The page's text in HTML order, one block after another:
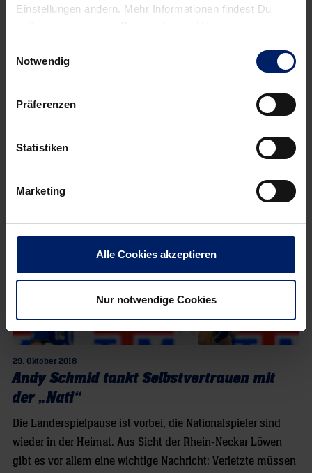
Einstellungen ändern. Mehr Informationen findest Du
Notwendig
Präferenzen
Statistiken
Marketing
Alle Cookies akzeptieren
Nur notwendige Cookies
2002 bis 2006 letzter Präsident des Nationalen
Olympischen Komitees (NOK) und heute ärztlicher Direktor
der Hochwald-Kliniken im saarländischen Weiskirchen, für
seinen persönlichen und fachlichen Einsatz für den 1979
» Mehr
29. Oktober 2018
Andy Schmid tankt Selbstvertrauen mit
der „Nati“
Die Länderspielpause ist vorbei, die Nationalspieler sind
wieder in der Heimat. Aus Sicht der Rhein-Neckar Löwen
gibt es vor allem eine wichtige Nachricht: Verletzte müssen